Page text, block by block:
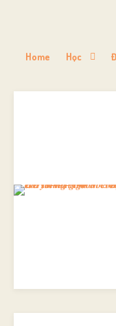
Home Học